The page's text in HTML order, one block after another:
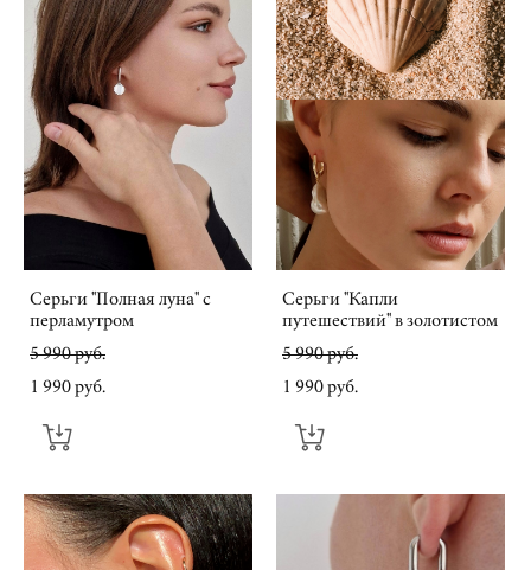
Серьги "Полная луна" с
перламутром
5 990 pуб.
1 990 pуб.
Серьги "Капли
путешествий" в золотистом
5 990 pуб.
1 990 pуб.